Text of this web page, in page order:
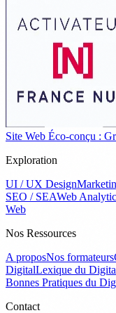
Site Web Éco-conçu :
Exploration
UI / UX Design
SEO / SEAWeb
Web
Nos Ressources
A proposNos formateurs
DigitalLexique du
Bonnes Pratiques du
Contact